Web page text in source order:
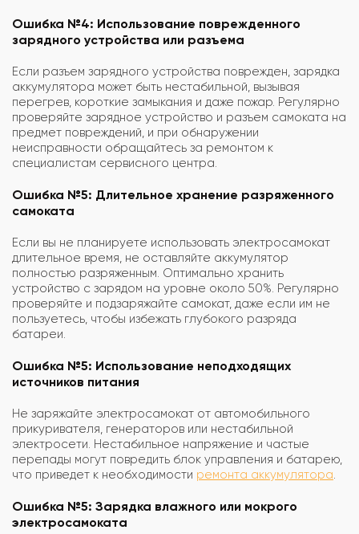
Ошибка №4: Использование поврежденного
зарядного устройства или разъема
Если разъем зарядного устройства поврежден, зарядка
аккумулятора может быть нестабильной, вызывая
перегрев, короткие замыкания и даже пожар. Регулярно
проверяйте зарядное устройство и разъем самоката на
предмет повреждений, и при обнаружении
неисправности обращайтесь за ремонтом к
специалистам сервисного центра.
Ошибка №5: Длительное хранение разряженного
самоката
Если вы не планируете использовать электросамокат
длительное время, не оставляйте аккумулятор
полностью разряженным. Оптимально хранить
устройство с зарядом на уровне около 50%. Регулярно
проверяйте и подзаряжайте самокат, даже если им не
пользуетесь, чтобы избежать глубокого разряда
батареи.
Ошибка №5: Использование неподходящих
источников питания
Не заряжайте электросамокат от автомобильного
прикуривателя, генераторов или нестабильной
электросети. Нестабильное напряжение и частые
перепады могут повредить блок управления и батарею,
что приведет к необходимости ремонта аккумулятора.
Ошибка №5: Зарядка влажного или мокрого
электросамоката